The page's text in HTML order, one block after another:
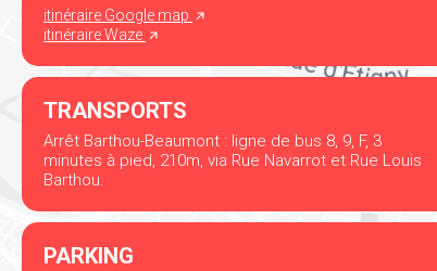
itinéraire Google map
itinéraire Waze
TRANSPORTS
Arrêt Barthou-Beaumont : ligne de bus 8, 9, F, 3
minutes à pied, 210m, via Rue Navarrot et Rue Louis
Barthou.
PARKING